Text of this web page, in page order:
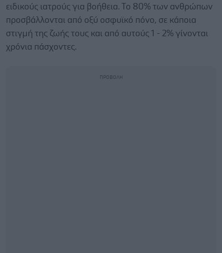
ειδικούς ιατρούς για βοήθεια. Το 80% των ανθρώπων
προσβάλλονται από οξύ οσφυϊκό πόνο, σε κάποια
στιγμή της ζωής τους και από αυτούς 1 - 2% γίνονται
χρόνια πάσχοντες.